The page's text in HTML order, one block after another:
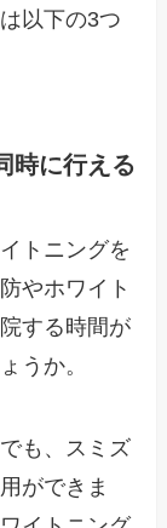
以下の3つ
時に行える
トニングを
やホワイト
する時間が
うか。
も、スミズ
ができま